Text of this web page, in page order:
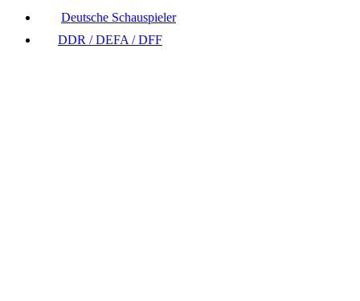
Deutsche Schauspieler
DDR / DEFA / DFF